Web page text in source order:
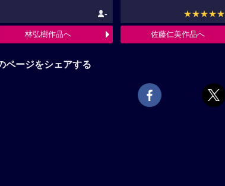
-
林弘樹作品へ
★★★★★
佐藤仁美作品へ
ページをシェアする